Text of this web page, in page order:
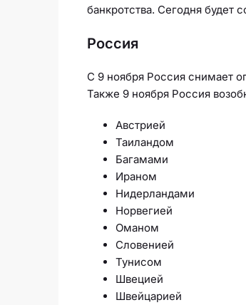
банкротства. Сегодня будет
Россия
С 9 ноября Россия снимает
Также 9 ноября Россия
Австрией
Таиландом
Багамами
Ираном
Нидерландами
Норвегией
Оманом
Словенией
Тунисом
Швецией
Швейцарией